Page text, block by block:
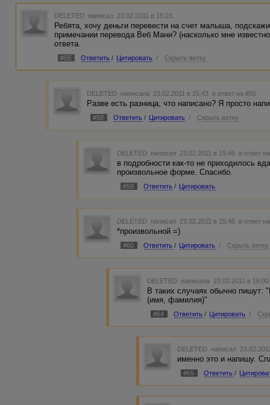
Но я не уверена, что права, насчет сети, ведь
Как-то, по-моему, я "чё попало" написала...
DELETED написал 23.02.2011 в 15:23
Ребята, хочу деньги перевести на счет малыша,
примечании перевода Веб Мани? (насколько мне
ответа.
#55 Ответить / Цитировать / Скрыть ветку
DELETED написала 23.02.2011 в 15:43 в ответ на #55
Разве есть разница, что написано? Я просто
#58 Ответить / Цитировать / Скрыть ветку
DELETED написал 23.02.2011 в 15:45 в ответ
в подробности как-то не приходилось
произвольное форме. Спасибо.
#59 Ответить / Цитировать
DELETED написал 23.02.2011 в 15:45 в ответ
*произвольной =)
#60 Ответить / Цитировать / Скрыть ветку
DELETED написала 23.02.2011 в
В таких случаях обычно пишут:
(имя, фамилия)"
#64 Ответить / Цитировать /
DELETED написал
именно это и напишу.
#65 Ответить /